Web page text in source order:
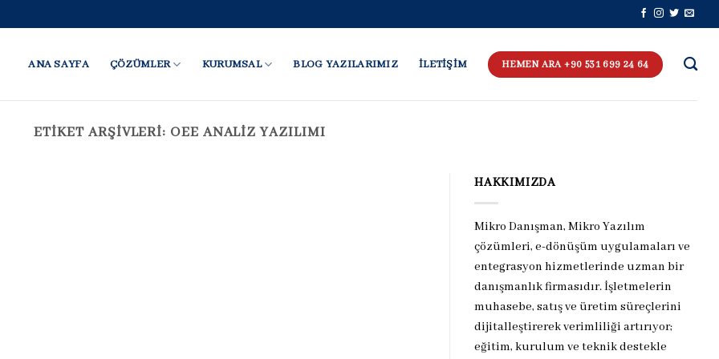
ANA SAYFA ÇÖZÜMLER KURUMSAL BLOG YAZILARIMIZ İLETİŞİM HEMEN ARA +90 531 699 24 64
ETIKET ARŞIVLERI: OEE ANALIZ YAZILIMI
HAKKIMIZDA
Mikro Danışman, Mikro Yazılım
çözümleri, e-dönüşüm uygulamaları ve
entegrasyon hizmetlerinde uzman bir
danışmanlık firmasıdır. İşletmelerin
muhasebe, satış ve üretim süreçlerini
dijitalleştirerek verimliliği artırıyor;
eğitim, kurulum ve teknik destekle